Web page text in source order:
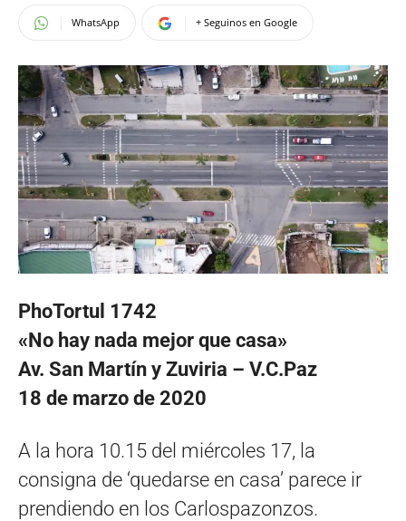
WhatsApp + Seguinos en Google
PhoTortul 1742
«No hay nada mejor que casa»
Av. San Martín y Zuviria – V.C.Paz
18 de marzo de 2020
A la hora 10.15 del miércoles 17, la
consigna de ‘quedarse en casa’ parece ir
prendiendo en los Carlospazonzos.